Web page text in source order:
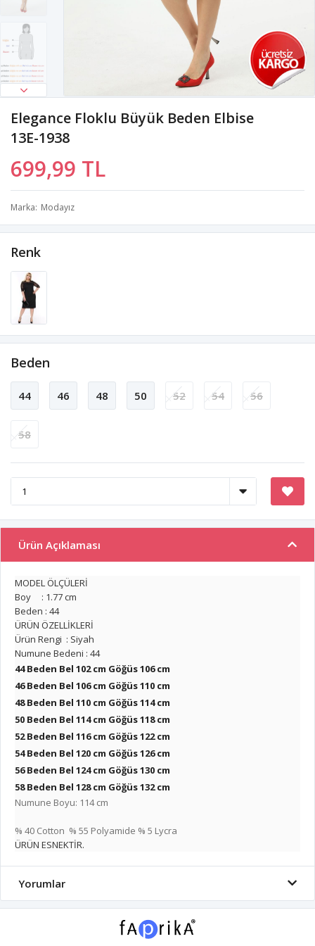
Elegance Floklu Büyük Beden Elbise
13E-1938
699,99 TL
Marka Modayız
Renk
Beden
44 46 48 50 52 54 56
58
Ürün Açıklaması
MODEL ÖLÇÜLERİ
Boy : 1.77 cm
Beden : 44
ÜRÜN ÖZELLİKLERİ
Ürün Rengi : Siyah
Numune Bedeni : 44
44 Beden Bel 102 cm Göğüs 106 cm
46 Beden Bel 106 cm Göğüs 110 cm
48 Beden Bel 110 cm Göğüs 114 cm
50 Beden Bel 114 cm Göğüs 118 cm
52 Beden Bel 116 cm Göğüs 122 cm
54 Beden Bel 120 cm Göğüs 126 cm
56 Beden Bel 124 cm Göğüs 130 cm
58 Beden Bel 128 cm Göğüs 132 cm
Numune Boyu: 114 cm
% 40 Cotton % 55 Polyamide % 5 Lycra
ÜRÜN ESNEKTİR.
Yorumlar